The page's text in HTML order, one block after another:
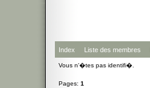
Index Liste des membres
Vous n'�tes pas identifi�.
Pages: 1